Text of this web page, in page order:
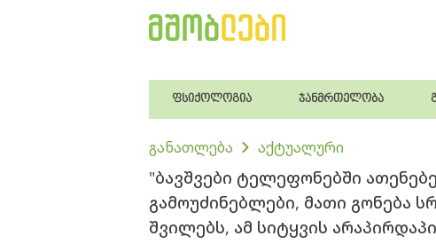
ფსიქოლოგია ჯანმრთელობა
განათლება აქტუალური
"ბავშვები ტელეფონებში
გამოუძინებლები, მათი გონება
შვილებს, ამ სიტყვის